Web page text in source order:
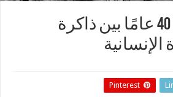
الصحف الفرنسية: تشيرنوبيل بعد 40 عامًا بين ذاكرة
Pinterest